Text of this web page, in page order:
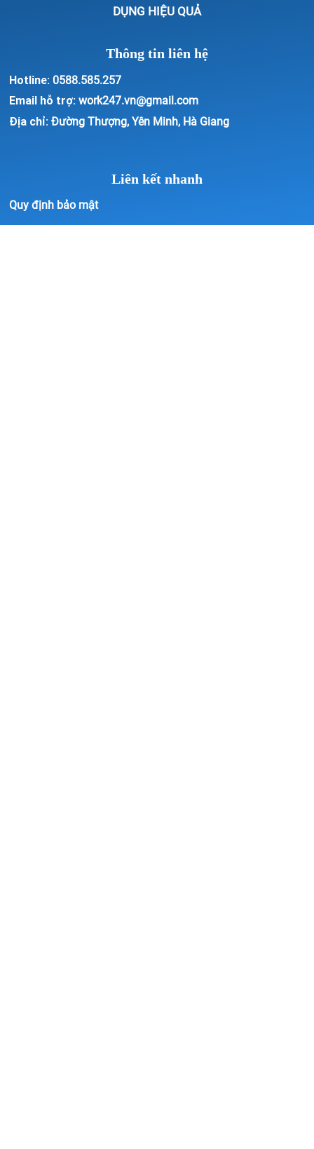
DỤNG HIỆU QUẢ
Thông tin liên hệ
Hotline: 0588.585.257
Email hỗ trợ: work247.vn@gmail.com
Địa chỉ: Đường Thượng, Yên Minh, Hà Giang
Liên kết nhanh
Quy định bảo mật